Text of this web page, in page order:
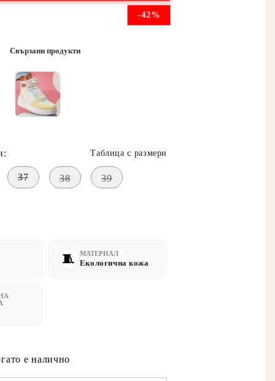
-42%
Свързани продукти
Таблица с размери
37 38 39
МАТЕРИАЛ
Екологична кожа
е налично